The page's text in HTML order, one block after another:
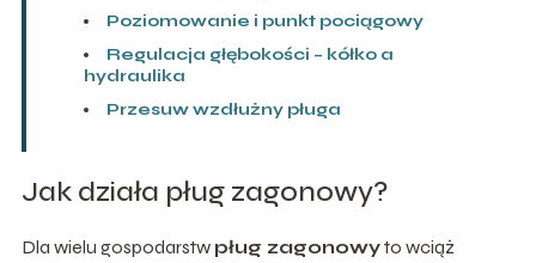
Poziomowanie i punkt pociągowy
Regulacja głębokości – kółko a
hydraulika
Przesuw wzdłużny pługa
Jak działa pług zagonowy?
Dla wielu gospodarstw pług zagonowyto wciąż